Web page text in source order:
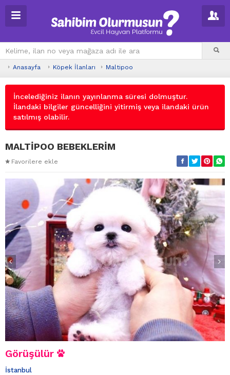
Anasayfa Köpek İlanları Maltipoo
İncelediğiniz ilanın yayınlanma süresi dolmuştur.
İlandaki bilgiler güncelliğini yitirmiş veya ilandaki ürün
satılmış olabilir.
MALTİPOO BEBEKLERİM
Favorilere ekle
Görüşülür
İstanbul